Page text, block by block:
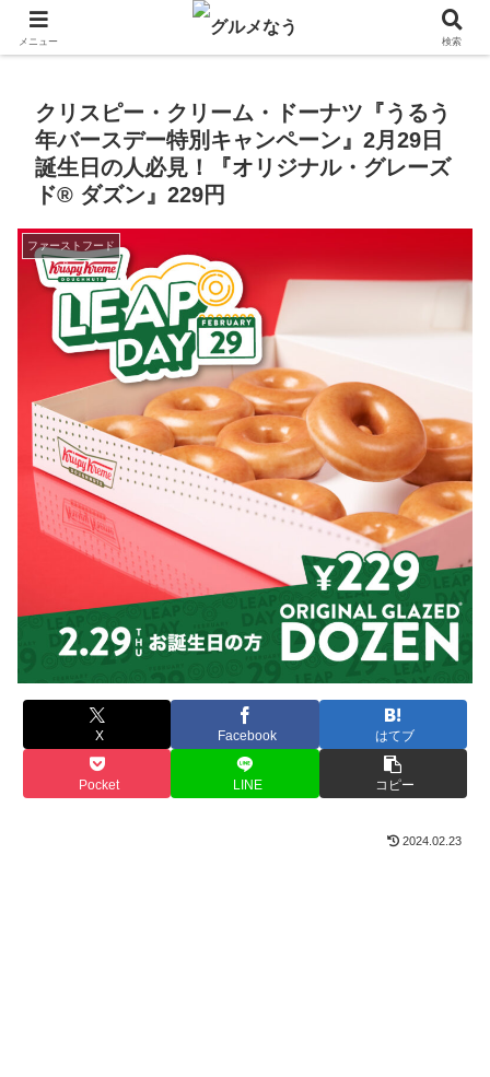
飲食店キャンペーン・食品飲料お菓子新発売のグルメニュース。
クリスピー・クリーム・ドーナツ『うるう
年バースデー特別キャンペーン』2月29日
誕生日の人必見！『オリジナル・グレーズ
ド® ダズン』229円
ファーストフード
X Facebook はてブ
Pocket LINE コピー
2024.02.23
メニュー 検索